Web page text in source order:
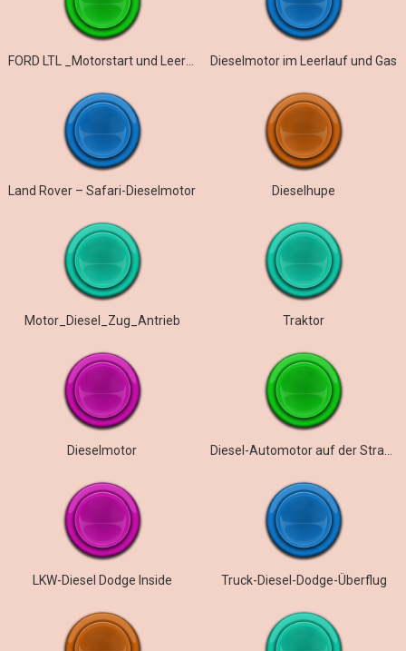
FORD LTL _Motorstart und Leerlauf Dieselmotor im Leerlauf und Gas
Land Rover – Safari-Dieselmotor Dieselhupe
Motor_Diesel_Zug_Antrieb Traktor
Dieselmotor
LKW-Diesel Dodge Inside Truck-Diesel-Dodge-Überflug